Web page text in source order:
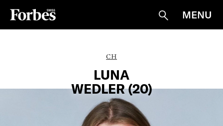
Suche
MENU
CH
LUNA
WEDLER (20)